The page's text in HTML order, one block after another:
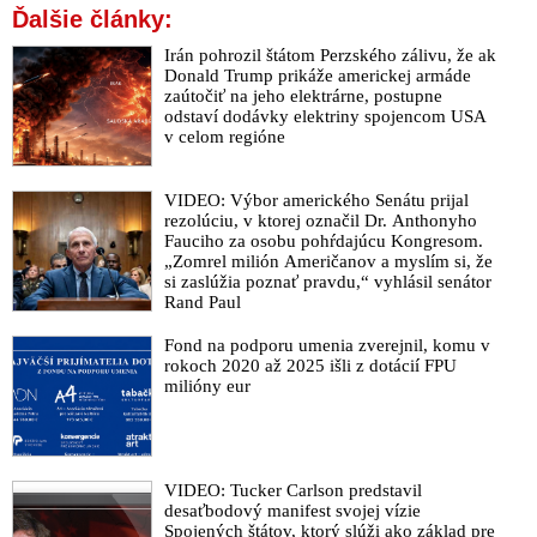
ktoré podľa WHO nie sú vhodné na hromadné testovania
VIDEO: Harabin o nezákonnostiach počas testovania, štátnej
korupcii a trestnom čine nátlaku
Baránek: Zdravotný záznam vám bude kontrolovať
predavačka. Tak absurdné, že to musí byť kvantový omyl
VIDEO: O čo ide v testovaní a ako zastaviť Matoviča?
Úrad na ochranu osobných údajov spochybnil vyhlášku
Mikasovho úradu a vyžadovaní dokladu o výsledku testu na
Covid-19
Vyhláška apartheidu
preto, lebo spoločnosť to potrebuje, vyhlásil policajný
prezident Kovařík
Bránik: Šíri sa nebezpečný hoax, že celoplošné testovanie má
zmysel
liečiv!
Koronavírus rozdeľuje našu spoločnosť a rozbíja rodiny, píše
Ďalšie články:
Irán pohrozil štátom Perzského zálivu, že ak
Donald Trump prikáže americkej armáde
zaútočiť na jeho elektrárne, postupne
odstaví dodávky elektriny spojencom USA
v celom regióne
VIDEO: Výbor amerického Senátu prijal
rezolúciu, v ktorej označil Dr. Anthonyho
Fauciho za osobu pohŕdajúcu Kongresom.
„Zomrel milión Američanov a myslím si, že
si zaslúžia poznať pravdu,“ vyhlásil senátor
Rand Paul
Fond na podporu umenia zverejnil, komu v
rokoch 2020 až 2025 išli z dotácií FPU
milióny eur
VIDEO: Tucker Carlson predstavil
desaťbodový manifest svojej vízie
Spojených štátov, ktorý slúži ako základ pre